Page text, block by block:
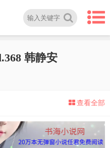
韩静安
查看全部